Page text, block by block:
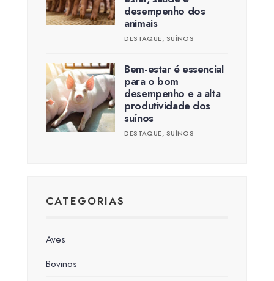
desempenho dos
animais
DESTAQUE, SUÍNOS
Bem-estar é essencial
para o bom
desempenho e a alta
produtividade dos
suínos
DESTAQUE, SUÍNOS
CATEGORIAS
Aves
Bovinos